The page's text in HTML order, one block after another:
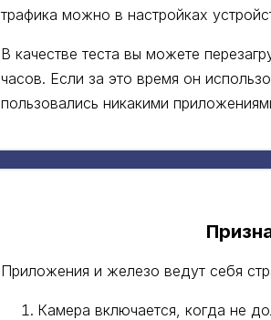
трафика можно в настройках
В качестве теста вы можете
часов. Если за это время он
пользовались никакими
Приложения и железо ведут себя
Камера включается, когда не